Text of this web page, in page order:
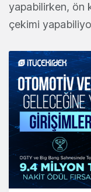
yapabilirken, ön
çekimi